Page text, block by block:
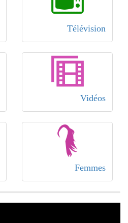
Télévision
Vidéos
Femmes